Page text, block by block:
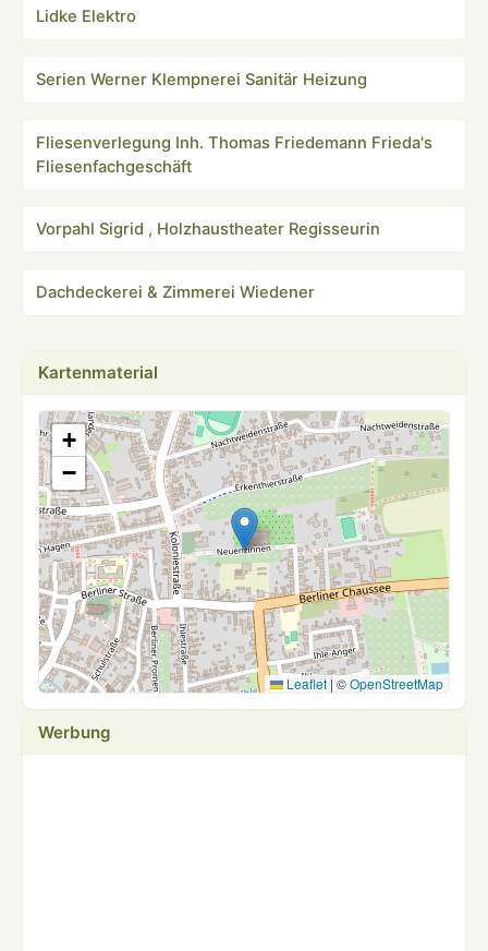
Lidke Elektro
Serien Werner Klempnerei Sanitär Heizung
Fliesenverlegung Inh. Thomas Friedemann Frieda's
Fliesenfachgeschäft
Vorpahl Sigrid , Holzhaustheater Regisseurin
Dachdeckerei & Zimmerei Wiedener
Kartenmaterial
+
−
Leaflet| ©OpenStreetMap
Werbung